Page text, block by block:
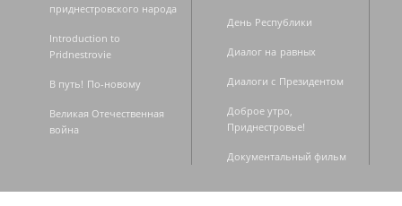
приднестровского народа
Introduction to
Pridnestrovie
В путь! По-новому
Великая Отечественная
война
День Республики
Диалог на равных
Диалоги с Президентом
Доброе утро,
Приднестровье!
Документальный фильм